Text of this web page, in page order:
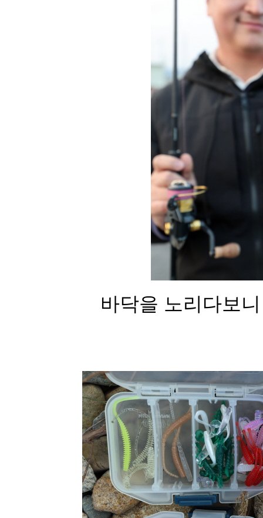
바닥을 노리다보